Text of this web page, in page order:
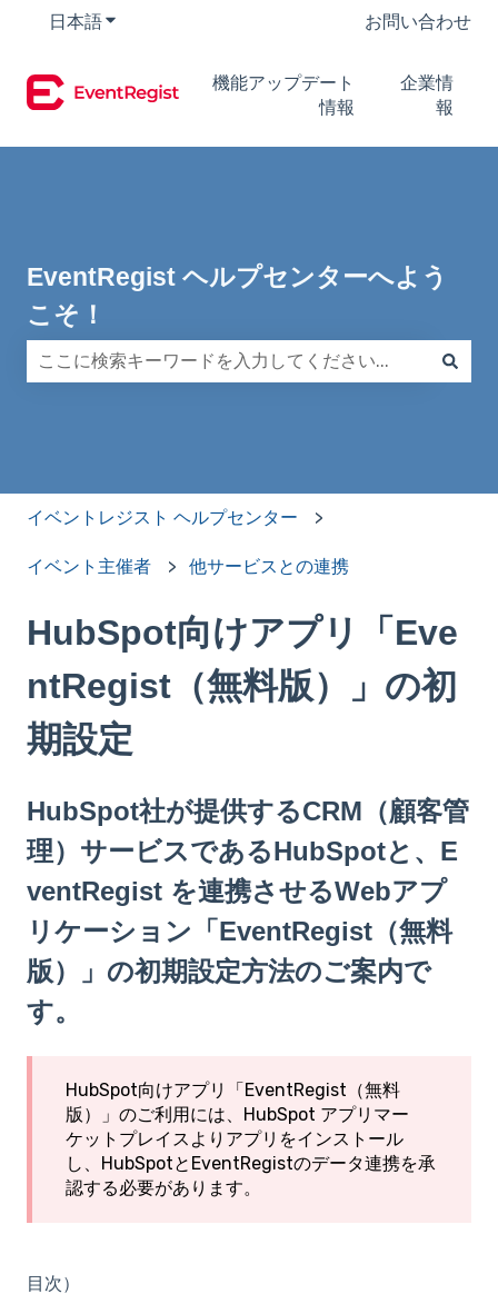
日本語翻訳のサブメニューを表示 お問い合わせ
機能アップデート
情報
企業情
報
EventRegist ヘルプセンターへよう
こそ！
イベントレジスト ヘルプセンター
イベント主催者 他サービスとの連携
HubSpot向けアプリ「Eve
ntRegist（無料版）」の初
期設定
HubSpot社が提供するCRM（顧客管
理）サービスであるHubSpotと、E
ventRegist を連携させるWebアプ
リケーション「EventRegist（無料
版）」の初期設定方法のご案内で
す。
HubSpot向けアプリ「EventRegist（無料
版）」のご利用には、HubSpot アプリマー
ケットプレイスよりアプリをインストール
し、HubSpotとEventRegistのデータ連携を承
認する必要があります。
目次）